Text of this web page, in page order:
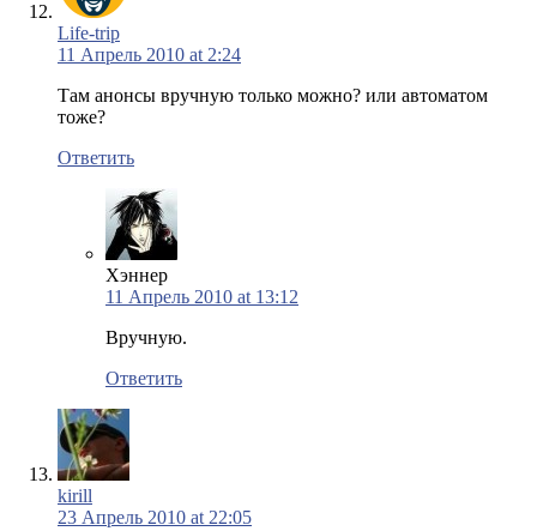
Life-trip
11 Апрель 2010 at 2:24
Там анонсы вручную только можно? или автоматом
тоже?
Ответить
Хэннер
11 Апрель 2010 at 13:12
Вручную.
Ответить
kirill
23 Апрель 2010 at 22:05